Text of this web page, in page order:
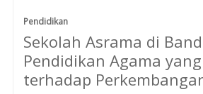
Pendidikan
Sekolah Asrama di
Pendidikan Agama
terhadap